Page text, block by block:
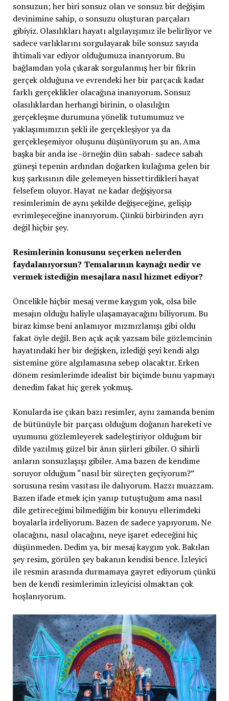
sonsuzun; her biri sonsuz olan ve sonsuz bir değişim
devinimine sahip, o sonsuzu oluşturan parçaları
gibiyiz. Olasılıkları hayatı algılayışımız ile belirliyor ve
sadece varlıklarını sorgulayarak bile sonsuz sayıda
ihtimali var ediyor olduğumuza inanıyorum. Bu
bağlamdan yola çıkarak sorgulanmış her bir fikrin
gerçek olduğuna ve evrendeki her bir parçacık kadar
farklı gerçeklikler olacağına inanıyorum. Sonsuz
olasılıklardan herhangi birinin, o olasılığın
gerçekleşme durumuna yönelik tutumumuz ve
yaklaşımımızın şekli ile gerçekleşiyor ya da
gerçekleşemiyor oluşunu düşünüyorum şu an. Ama
başka bir anda ise -örneğin dün sabah- sadece sabah
güneşi tepenin ardından doğarken kulağıma gelen bir
kuş şarkısının dile gelemeyen hissettirdikleri hayat
felsefem oluyor. Hayat ne kadar değişiyorsa
resimlerimin de aynı şekilde değişeceğine, gelişip
evrimleşeceğine inanıyorum. Çünkü birbirinden ayrı
değil hiçbir şey.
Resimlerinin konusunu seçerken nelerden
faydalanıyorsun? Temalarının kaynağı nedir ve
vermek istediğin mesajlara nasıl hizmet ediyor?
Öncelikle hiçbir mesaj verme kaygım yok, olsa bile
mesajın olduğu haliyle ulaşamayacağını biliyorum. Bu
biraz kimse beni anlamıyor mızmızlanışı gibi oldu
fakat öyle değil. Ben açık açık yazsam bile gözlemcinin
hayatındaki her bir değişken, izlediği şeyi kendi algı
sistemine göre algılamasına sebep olacaktır. Erken
dönem resimlerimde idealist bir biçimde bunu yapmayı
denedim fakat hiç gerek yokmuş.
Konularda ise çıkan bazı resimler, aynı zamanda benim
de bütünüyle bir parçası olduğum doğanın hareketi ve
uyumunu gözlemleyerek sadeleştiriyor olduğum bir
dilde yazılmış güzel bir ânın şiirleri gibiler. O sihirli
anların sonsuzlaşışı gibiler. Ama bazen de kendime
soruyor olduğum “nasıl bir süreçten geçiyorum?”
sorusuna resim vasıtası ile dalıyorum. Hazzı muazzam.
Bazen ifade etmek için yanıp tutuştuğum ama nasıl
dile getireceğimi bilmediğim bir konuyu ellerimdeki
boyalarla irdeliyorum. Bazen de sadece yapıyorum. Ne
olacağını, nasıl olacağını, neye işaret edeceğini hiç
düşünmeden. Dedim ya, bir mesaj kaygım yok. Bakılan
şey resim, görülen şey bakanın kendisi bence. İzleyici
ile resmin arasında durmamaya gayret ediyorum çünkü
ben de kendi resimlerimin izleyicisi olmaktan çok
hoşlanıyorum.